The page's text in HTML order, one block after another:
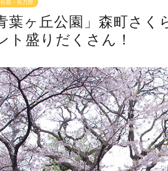
前・長万部
葉ヶ丘公園」森町さ
ト盛りだくさん！